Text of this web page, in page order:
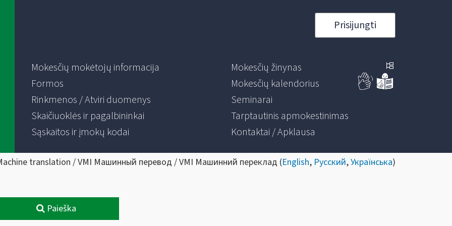
Prisijungti
Mokesčių mokėtojų informacija
Formos
Rinkmenos / Atviri duomenys
Skaičiuoklės ir pagalbininkai
Sąskaitos ir įmokų kodai
Mokesčių žinynas
Mokesčių kalendorius
Seminarai
Tarptautinis apmokestinimas
Kontaktai / Apklausa
translation / VMI Машинный перевод / VMI Машинний переклад (English, Русский,Українська)
Paieška